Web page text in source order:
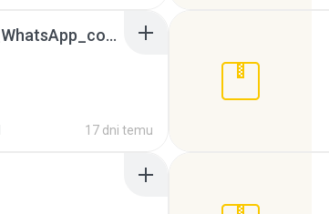
65536533_Conversa_do_WhatsApp_com_Meu_Esposo.zip
17 dni temu